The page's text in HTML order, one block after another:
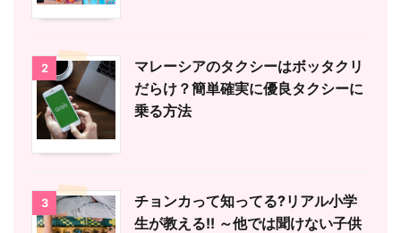
2
マレーシアのタクシーはボッタクリ
だらけ？簡単確実に優良タクシーに
乗る方法
3
チョンカって知ってる?リアル小学
生が教える!! ～他では聞けない子供